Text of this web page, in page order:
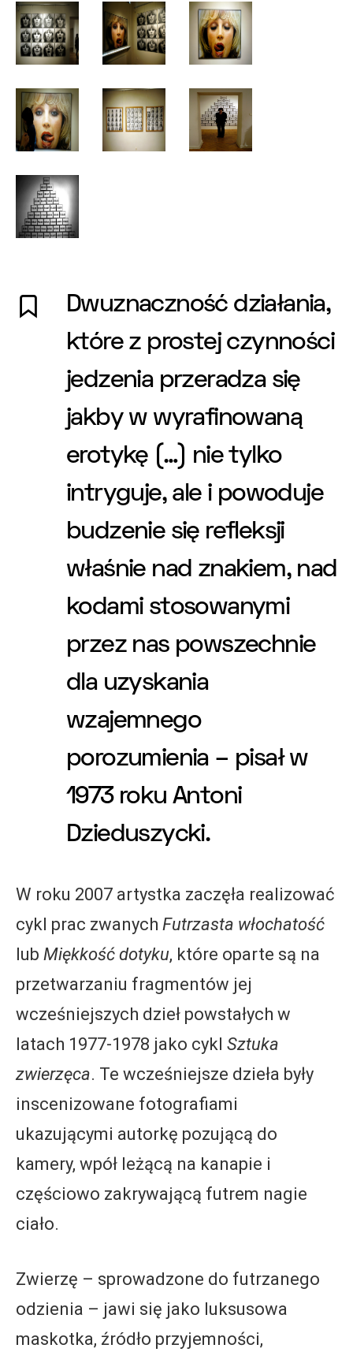
Dwuznaczność działania,
które z prostej czynności
jedzenia przeradza się
jakby w wyrafinowaną
erotykę (…) nie tylko
intryguje, ale i powoduje
budzenie się refleksji
właśnie nad znakiem, nad
kodami stosowanymi
przez nas powszechnie
dla uzyskania
wzajemnego
porozumienia – pisał w
1973 roku Antoni
Dzieduszycki.
W roku 2007 artystka zaczęła realizować
cykl prac zwanych Futrzasta włochatość
lub Miękkość dotyku, które oparte są na
przetwarzaniu fragmentów jej
wcześniejszych dzieł powstałych w
latach 1977-1978 jako cykl Sztuka
zwierzęca. Te wcześniejsze dzieła były
inscenizowane fotografiami
ukazującymi autorkę pozującą do
kamery, wpół leżącą na kanapie i
częściowo zakrywającą futrem nagie
ciało.
Zwierzę – sprowadzone do futrzanego
odzienia – jawi się jako luksusowa
maskotka, źródło przyjemności,